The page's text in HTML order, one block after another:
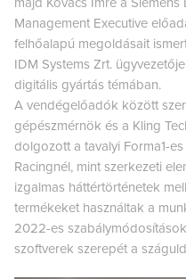
Management Executive
felhőalapú megoldásait
IDM Systems Zrt.
digitális gyártás témában.
A vendégelőadók között
gépészmérnök és a Kling
dolgozott a tavalyi Forma1-
Racingnél, mint szerkezeti
izgalmas háttértörténetek
termékeket használtak a
2022-es
szoftverek szerepét a